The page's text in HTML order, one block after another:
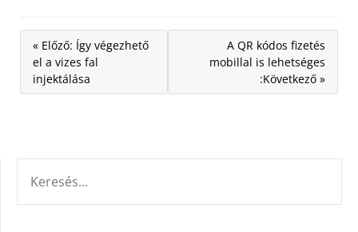
« Előző: Így végezhető
el a vizes fal
injektálása
A QR kódos fizetés
mobillal is lehetséges
:Következő »